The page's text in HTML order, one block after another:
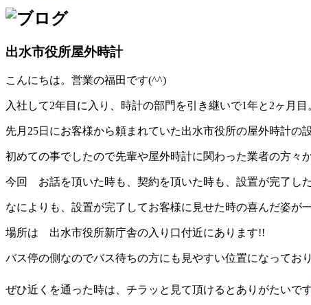
出水市役所屋外時計
こんにちは。営業の福田です(^^)
入社して2年目に入り、時計の部門を引き継いで1年と2ヶ月目
先月25日にお客様から頼まれていた出水市役所の屋外時計の
初めての事でしたので先輩や屋外時計に関わった業者の方々
今回 お話を頂いた時も、契約を頂いた時も、設置が完了し
なによりも、設置が完了してお客様に見せた時の喜んだ姿が
場所は 出水市役所新庁舎の入り口付近にあります!!
バス停の側なのでバス待ちの方にも見やすい位置になっており
ぜひ近くを通った時は、チラッと見て頂けるとありがたいで